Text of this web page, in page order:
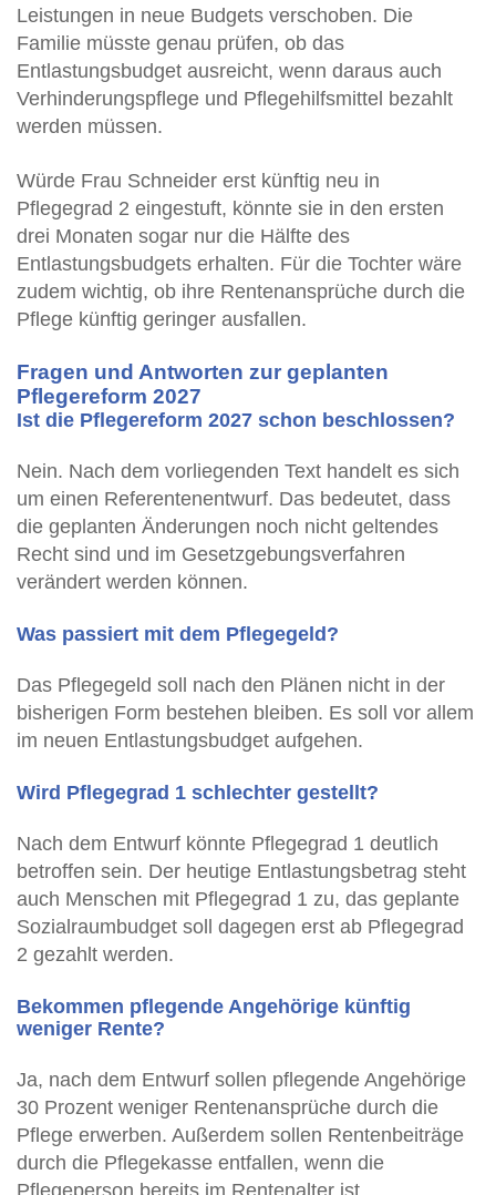
Leistungen in neue Budgets verschoben. Die
Familie müsste genau prüfen, ob das
Entlastungsbudget ausreicht, wenn daraus auch
Verhinderungspflege und Pflegehilfsmittel bezahlt
werden müssen.
Würde Frau Schneider erst künftig neu in
Pflegegrad 2 eingestuft, könnte sie in den ersten
drei Monaten sogar nur die Hälfte des
Entlastungsbudgets erhalten. Für die Tochter wäre
zudem wichtig, ob ihre Rentenansprüche durch die
Pflege künftig geringer ausfallen.
Fragen und Antworten zur geplanten
Pflegereform 2027
Ist die Pflegereform 2027 schon beschlossen?
Nein. Nach dem vorliegenden Text handelt es sich
um einen Referentenentwurf. Das bedeutet, dass
die geplanten Änderungen noch nicht geltendes
Recht sind und im Gesetzgebungsverfahren
verändert werden können.
Was passiert mit dem Pflegegeld?
Das Pflegegeld soll nach den Plänen nicht in der
bisherigen Form bestehen bleiben. Es soll vor allem
im neuen Entlastungsbudget aufgehen.
Wird Pflegegrad 1 schlechter gestellt?
Nach dem Entwurf könnte Pflegegrad 1 deutlich
betroffen sein. Der heutige Entlastungsbetrag steht
auch Menschen mit Pflegegrad 1 zu, das geplante
Sozialraumbudget soll dagegen erst ab Pflegegrad
2 gezahlt werden.
Bekommen pflegende Angehörige künftig
weniger Rente?
Ja, nach dem Entwurf sollen pflegende Angehörige
30 Prozent weniger Rentenansprüche durch die
Pflege erwerben. Außerdem sollen Rentenbeiträge
durch die Pflegekasse entfallen, wenn die
Pflegeperson bereits im Rentenalter ist.